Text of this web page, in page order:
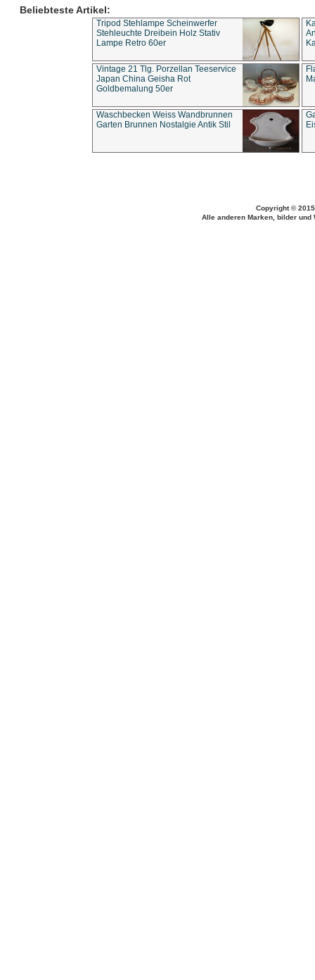
Beliebteste Artikel:
Tripod Stehlampe Scheinwerfer
Stehleuchte Dreibein Holz Stativ
Lampe Retro 60er
Vintage 21 Tlg. Porzellan Teeservice
Japan China Geisha Rot
Goldbemalung 50er
Waschbecken Weiss Wandbrunnen
Garten Brunnen Nostalgie Antik Stil
Copyright ©
Alle anderen Marken, bilder und